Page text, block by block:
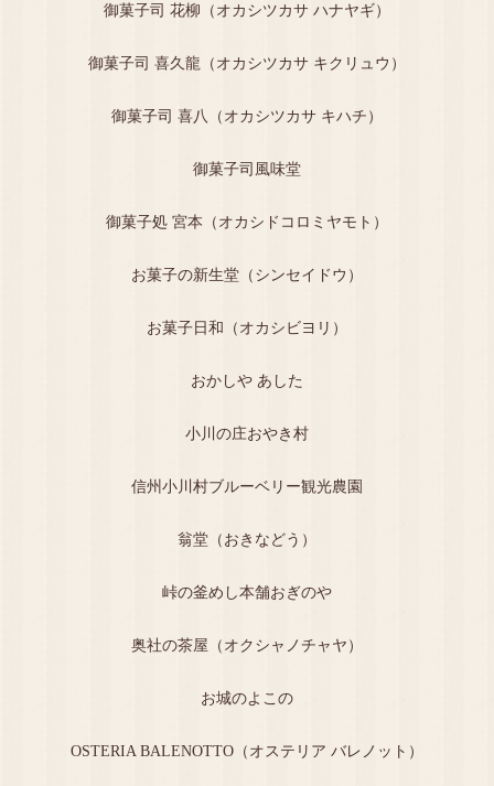
御菓子司 花柳（オカシツカサ ハナヤギ）
御菓子司 喜久龍（オカシツカサ キクリュウ）
御菓子司 喜八（オカシツカサ キハチ）
御菓子司風味堂
御菓子処 宮本（オカシドコロミヤモト）
お菓子の新生堂（シンセイドウ）
お菓子日和（オカシビヨリ）
おかしや あした
小川の庄おやき村
信州小川村ブルーベリー観光農園
翁堂（おきなどう）
峠の釜めし本舗おぎのや
奥社の茶屋（オクシャノチャヤ）
お城のよこの
OSTERIA BALENOTTO（オステリア バレノット）